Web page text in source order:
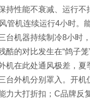
持性能不衰减、运行
管机连续运行4小时。
台机器持续制冷8小时
酷的对比发生在“鸽子
机在此处通风极差，
台外机分别罩入。开
力大打折扣；C品牌反